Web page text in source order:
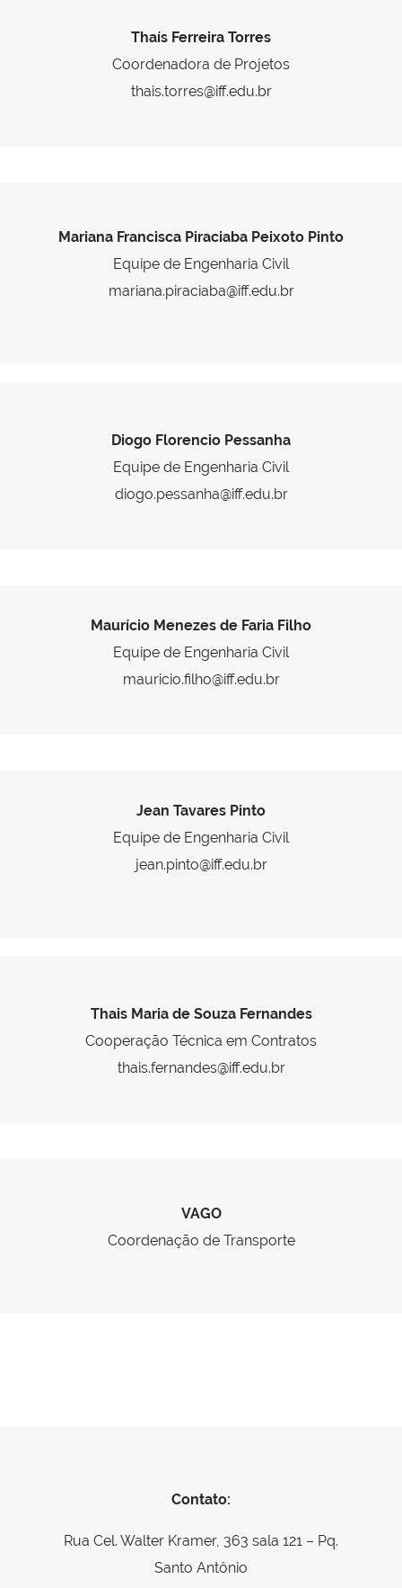
Thaís Ferreira Torres
Coordenadora de Projetos
thais.torres@iff.edu.br
Mariana Francisca Piraciaba Peixoto Pinto
Equipe de Engenharia Civil
mariana.piraciaba@iff.edu.br
Diogo Florencio Pessanha
Equipe de Engenharia Civil
diogo.pessanha@iff.edu.br
Maurício Menezes de Faria Filho
Equipe de Engenharia Civil
mauricio.filho@iff.edu.br
Jean Tavares Pinto
Equipe de Engenharia Civil
jean.pinto@iff.edu.br
Thais Maria de Souza Fernandes
Cooperação Técnica em Contratos
thais.fernandes@iff.edu.br
VAGO
Coordenação de Transporte
Contato:
Rua Cel. Walter Kramer, 363 sala 121 – Pq.
Santo Antônio